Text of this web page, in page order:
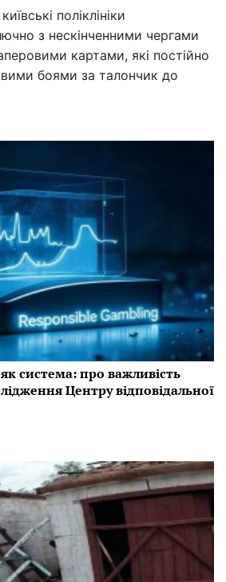
поліклініки
з нескінченними чергами
картами, які постійно
боями за талончик до
система: про важливість
Центру відповідальної